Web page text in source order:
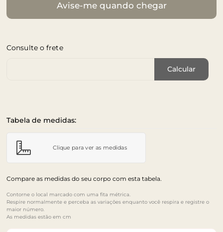
Avise-me quando chegar
Consulte o frete
Calcular
Tabela de medidas:
Clique para ver as medidas
Compare as medidas do seu corpo com esta tabela.
Contorne o local marcado com uma fita métrica.
Respire normalmente e perceba as variações enquanto você respira e registre o
maior número.
As medidas estão em cm